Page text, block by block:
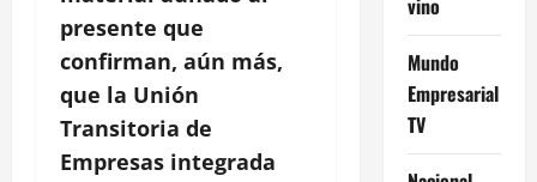
presente que
confirman, aún más,
que la Unión
Transitoria de
Empresas integrada
Mundo
Empresarial
TV